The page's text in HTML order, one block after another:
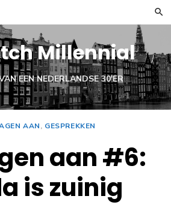
Millennial
EEN NEDERLANDSE 30'ER
AAN, GESPREKKEN
aan #6:
is zuinig